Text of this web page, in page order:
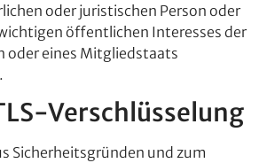
oder juristischen Person oder
öffentlichen Interesses der
oder eines Mitgliedstaats
Verschlüsselung
Sicherheitsgründen und zum